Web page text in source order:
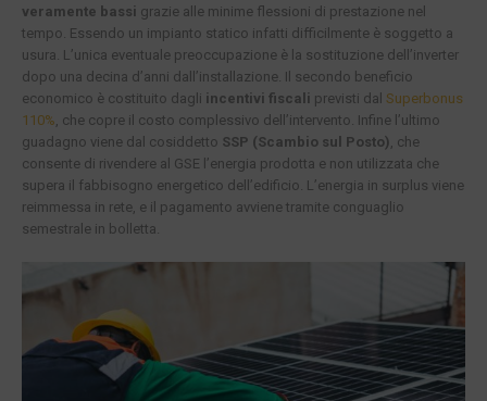
veramente bassi grazie alle minime flessioni di prestazione nel
tempo. Essendo un impianto statico infatti difficilmente è soggetto a
usura. L’unica eventuale preoccupazione è la sostituzione dell’inverter
dopo una decina d’anni dall’installazione. Il secondo beneficio
economico è costituito dagli incentivi fiscali previsti dal Superbonus
110%, che copre il costo complessivo dell’intervento. Infine l’ultimo
guadagno viene dal cosiddetto SSP (Scambio sul Posto), che
consente di rivendere al GSE l’energia prodotta e non utilizzata che
supera il fabbisogno energetico dell’edificio. L’energia in surplus viene
reimmessa in rete, e il pagamento avviene tramite conguaglio
semestrale in bolletta.